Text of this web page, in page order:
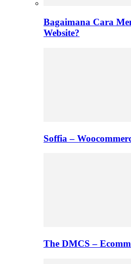
Bagaimana Cara
Website?
Soffia –
The DMCS –